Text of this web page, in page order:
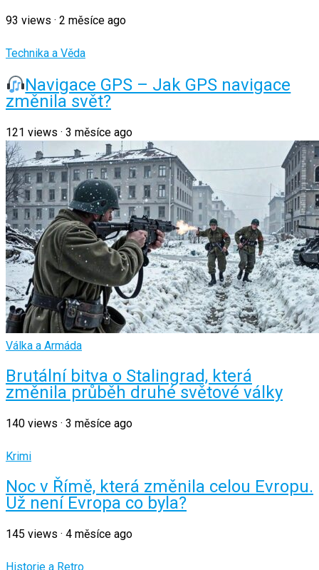
93 views · 2 měsíce ago
Technika a Věda
Navigace GPS – Jak GPS navigace
změnila svět?
121 views · 3 měsíce ago
Válka a Armáda
Brutální bitva o Stalingrad, která
změnila průběh druhé světové války
140 views · 3 měsíce ago
Krimi
Noc v Římě, která změnila celou Evropu.
Už není Evropa co byla?
145 views · 4 měsíce ago
Historie a Retro